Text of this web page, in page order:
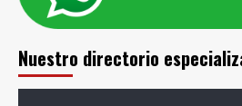
Nuestro directorio